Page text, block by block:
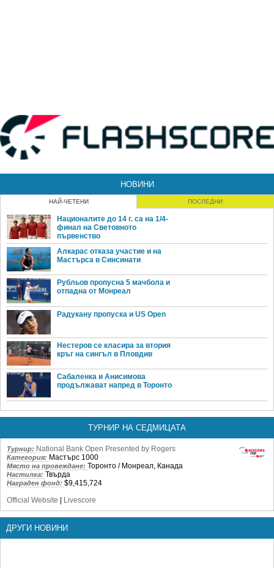
НОВИНИ
НАЙ-ЧЕТЕНИ ПОСЛЕДНИ
Националите до 14 г. са на 1/4-
финал на Световното
първенство
Алкарас отказа участие и на
Мастърса в Синсинати
Рубльов пропусна 5 мачбола и
отпадна от Монреал
Радукану пропуска и US Open
Нестеров се класира за втория
кръг на сингъл в Пловдив
Сабаленка и Анисимова
продължават напред в Торонто
ТУРНИР НА СЕДМИЦАТА
Турнир: National Bank Open Presented by Rogers
Категория: Мастърс 1000
Място на провеждане: Торонто / Монреал, Канада
Настилка: Твърда
Награден фонд: $9,415,724
Official Website | Livescore
ДРУГИ НОВИНИ